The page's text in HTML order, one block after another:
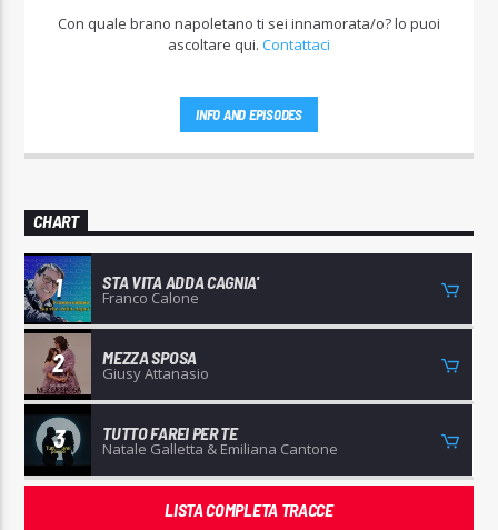
Con quale brano napoletano ti sei innamorata/o? lo puoi
ascoltare qui. Contattaci
INFO AND EPISODES
CHART
1 STA VITA ADDA CAGNIA'
Franco Calone
2 MEZZA SPOSA
Giusy Attanasio
3 TUTTO FAREI PER TE
Natale Galletta & Emiliana Cantone
LISTA COMPLETA TRACCE